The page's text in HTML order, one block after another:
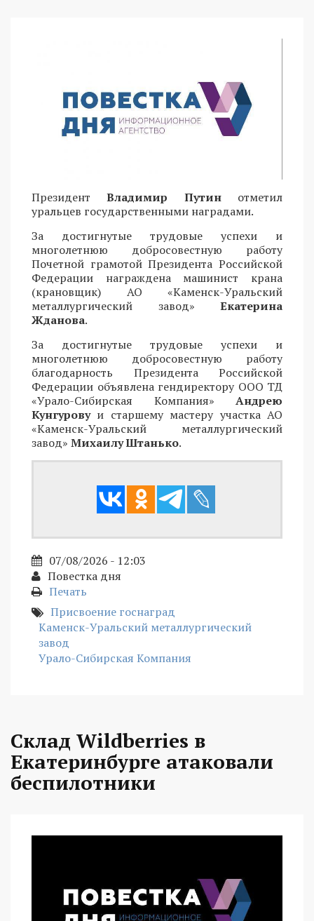
ПрезидентВладимир Путин отметил
уральцев государственными наградами.
За достигнутые трудовые успехи и
многолетнюю добросовестную работу
Почетной грамотой Президента Российской
Федерации награждена машинист крана
(крановщик) АО «Каменск-Уральский
металлургический завод» Екатерина
Жданова.
За достигнутые трудовые успехи и
многолетнюю добросовестную работу
благодарность Президента Российской
Федерации объявлена гендиректору ООО ТД
«Урало-Сибирская Компания» Андрею
Кунгуровуи старшему мастеру участка АО
«Каменск-Уральский металлургический
завод» Михаилу Штанько.
07/08/2026 - 12:03
Повестка дня
Печать
Присвоение госнаград
Каменск-Уральский металлургический
завод
Урало-Сибирская Компания
Склад Wildberries в
Екатеринбурге атаковали
беспилотники